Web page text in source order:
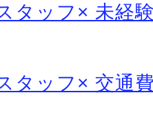
タッフ× 未経
タッフ× 交通